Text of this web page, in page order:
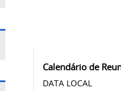
Calendário de
DATA